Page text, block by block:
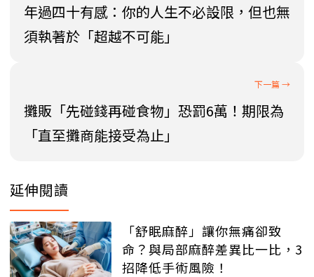
年過四十有感：你的人生不必設限，但也無
須執著於「超越不可能」
攤販「先碰錢再碰食物」恐罰6萬！期限為
「直至攤商能接受為止」
延伸閱讀
「舒眠麻醉」讓你無痛卻致
命？與局部麻醉差異比一比，3
招降低手術風險！